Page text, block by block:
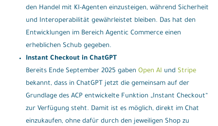
den Handel mit KI-Agenten einzusteigen, während Sicherheit
und Interoperabilität gewährleistet bleiben. Das hat den
Entwicklungen im Bereich Agentic Commerce einen
erheblichen Schub gegeben.
Instant Checkout in ChatGPT
Bereits Ende September 2025 gaben Open AI und Stripe
bekannt, dass in ChatGPT jetzt die gemeinsam auf der
Grundlage des ACP entwickelte Funktion „Instant Checkout“
zur Verfügung steht. Damit ist es möglich, direkt im Chat
einzukaufen, ohne dafür durch den jeweiligen Shop zu